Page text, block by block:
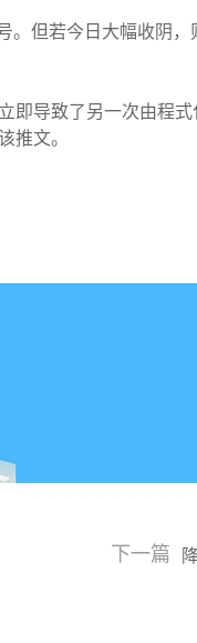
。但若今日大幅收阴，
即导致了另一次由程
推文。
下一篇